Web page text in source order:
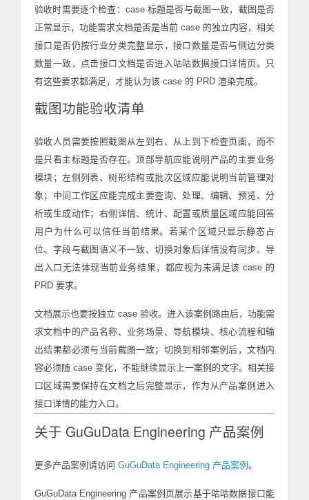
验收时需要逐个检查：case 标题是否与截图一致，截图是否
正常显示，功能需求文档是否是当前 case 的独立内容，相关
接口是否仍按行业分类完整显示，接口数量是否与侧边分类
数量一致，点击接口文档是否进入咕咕数据接口详情页。只
有这些要求都满足，才能认为该 case 的 PRD 渲染完成。
截图功能验收清单
验收人员需要按照截图从左到右、从上到下检查页面，而不
是只看主标题是否存在。顶部导航应能说明产品的主要业务
模块；左侧列表、树形结构或批次区域应能说明当前管理对
象；中间工作区应能完成主要查询、处理、编辑、预览、分
析或生成动作；右侧详情、统计、配置或质量区域应能回答
用户为什么可以信任当前结果。若某个区域只显示静态占
位、字段与截图语义不一致、切换对象后详情没有同步、导
出入口无法体现当前业务结果，都应视为未满足该 case 的
PRD 要求。
文档展示也要按独立 case 验收。进入该案例路由后，功能需
求文档中的产品名称、业务场景、导航模块、核心流程和输
出结果都必须与当前截图一致；切换到相邻案例后，文档内
容必须随 case 变化，不能继续显示上一案例的文字。相关接
口区域需要保持在文档之后完整显示，作为从产品案例进入
接口详情的能力入口。
关于 GuGuData Engineering 产品案例
更多产品案例请访问 GuGuData Engineering 产品案例 。
GuGuData Engineering 产品案例页展示基于咕咕数据接口能